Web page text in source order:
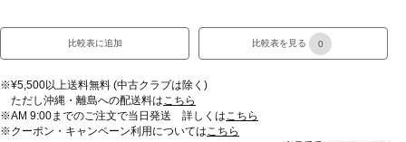
比較表に追加 比較表を見る 0
※¥5,500以上送料無料 (中古クラブは除く)
ただし沖縄・離島への配送料はこちら
※AM 9:00までのご注文で当日発送 詳しくはこちら
※クーポン・キャンペーン利用についてはこちら